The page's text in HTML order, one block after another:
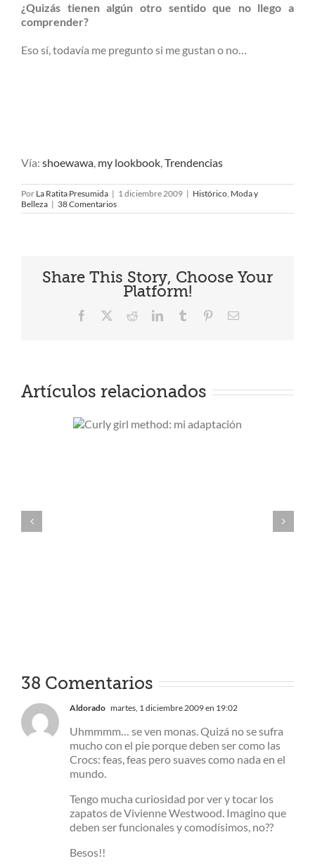
¿Quizás tienen algún otro sentido que no llego a
comprender?
Eso sí, todavía me pregunto si me gustan o no…
Vía: shoewawa, my lookbook,Trendencias
Por La Ratita Presumida | 1 diciembre 2009 | Histórico, Moda y
Belleza | 38 Comentarios
Share This Story, Choose Your
Platform!
Facebook RedditLinkedInTumblr PinterestCorreo
Artículos relacionados
Cuatro productos de lujo pero
38 Comentarios
Aldorado martes, 1 diciembre 2009 en 19:02
Uhmmmm… se ven monas. Quizá no se sufra
mucho con el pie porque deben ser como las
Crocs: feas, feas pero suaves como nada en el
mundo.
Tengo mucha curiosidad por ver y tocar los
zapatos de Vivienne Westwood. Imagino que
deben ser funcionales y comodísimos, no??
Besos!!